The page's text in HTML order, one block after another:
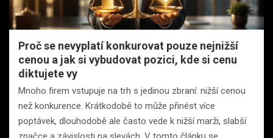
Proč se nevyplatí konkurovat pouze nejnižší
cenou a jak si vybudovat pozici, kde si cenu
diktujete vy
Mnoho firem vstupuje na trh s jedinou zbraní: nižší cenou
než konkurence. Krátkodobě to může přinést více
poptávek, dlouhodobě ale často vede k nižší marži, slabší